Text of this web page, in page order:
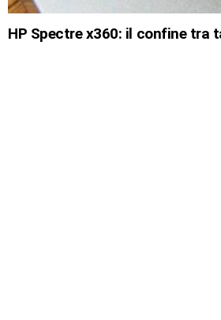
HP Spectre x360: il confine tra